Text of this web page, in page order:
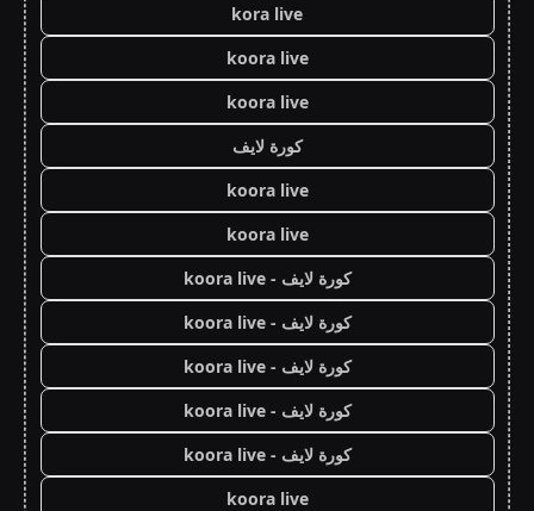
kora live
koora live
koora live
كورة لايف
koora live
koora live
كورة لايف - koora live
كورة لايف - koora live
كورة لايف - koora live
كورة لايف - koora live
كورة لايف - koora live
koora live